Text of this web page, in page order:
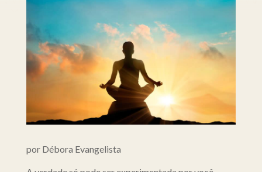
por Débora Evangelista